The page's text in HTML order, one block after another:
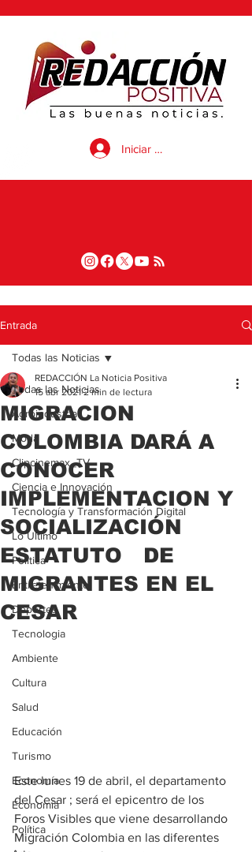
Iniciar sesión
Entrada
Todas las Noticias
Agroindustria
Moda
Clipcinemax_TV
Ciencia e Innovación
Tecnología y Transformación Digital
Lo Ultimo
Politica
Entretenimiento
Deportes
Tecnologia
Ambiente
Cultura
Salud
Educación
Turismo
Economía
Economía
Política
Todas las Noticias
MIGRACION
COLOMBIA DARÁ A
CONOCER
IMPLEMENTACION Y
SOCIALIZACIÓN
ESTATUTO DE
MIGRANTES EN EL
CESAR
REDACCIÓN La Noticia Positiva
15 abr 2021 2 min de lectura
Este lunes 19 de abril, el departamento
del Cesar ; será el epicentro de los
Foros Visibles que viene desarrollando
Migración Colombia en las diferentes